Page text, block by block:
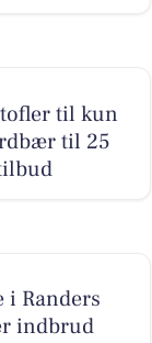
til kun
til 25
Randers
indbrud